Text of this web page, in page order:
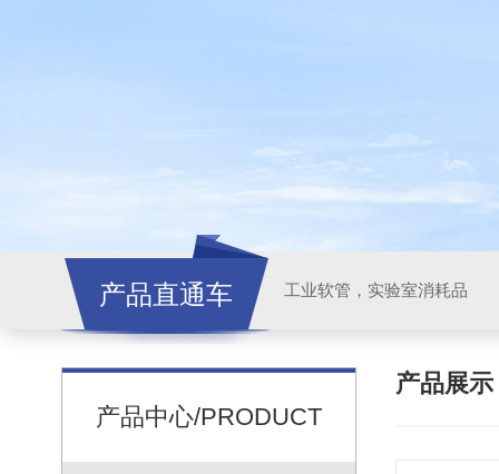
产品直通车 工业软管，实验室消耗品
产品中心/PRODUCT
产品展示